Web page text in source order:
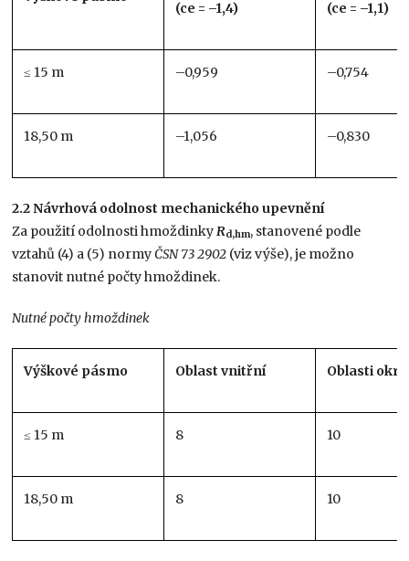
(ce = –1,4) (ce = –1,1)
≤ 15 m –0,959 –0,754
18,50 m –1,056 –0,830
2.2 Návrhová odolnost mechanického upevnění
Za použití odolnosti hmoždinky Rd,hm, stanovené podle
vztahů (4) a (5) normyČSN 73 2902 (viz výše), je možno
stanovit nutné počty hmoždinek.
Nutné počty hmoždinek
Výškové pásmo Oblast vnitřní Oblasti
≤ 15 m 8 10
18,50 m 8 10